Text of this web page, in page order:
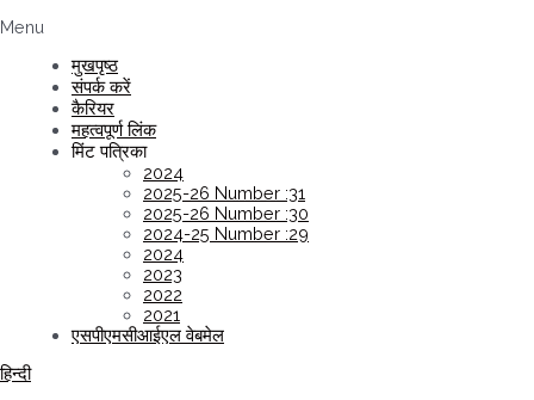
Menu
मुखपृष्ठ
संपर्क करें
कैरियर
महत्वपूर्ण लिंक
मिंट पत्रिका
2024
2025-26 Number :31
2025-26 Number :30
2024-25 Number :29
2024
2023
2022
2021
एसपीएमसीआईएल वेबमेल
हिन्दी